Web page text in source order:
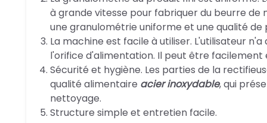
à grande vitesse pour fabriquer du beurre de
une granulométrie uniforme et une qualité de
La machine est facile à utiliser. L'utilisateur
l'orifice d'alimentation. Il peut être facilement
Sécurité et hygiène. Les parties de la
qualité alimentaire acier inoxydable, qui
nettoyage.
Structure simple et entretien facile.